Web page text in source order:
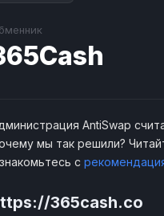
AntiSwap
мы так решили?
с
365cash.co